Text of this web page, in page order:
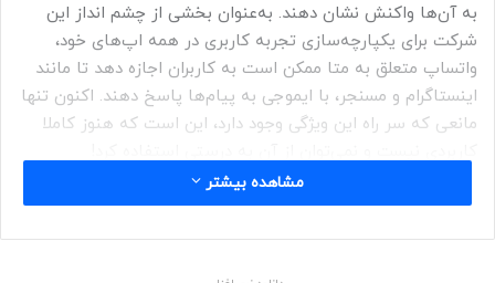
به آن‌ها واکنش نشان دهند. به‌عنوان بخشی از چشم انداز این
شرکت برای یکپارچه‌سازی تجربه کاربری در همه اپ‌های خود،
واتساپ متعلق به متا ممکن است به کاربران اجازه دهد تا مانند
اینستاگرام و مسنجر، با ایموجی به پیام‌ها پاسخ دهند. اکنون تنها
مانعی که سر راه این ویژگی وجود دارد، این است که هنوز کاملا
پس از اینکه ويژگی مذکور در ماه آگوست توسط WABetaInfo
مشاهده شد، اکنون در دسترس برخی از کاربران واتساپ قرار
مشاهده بیشتر